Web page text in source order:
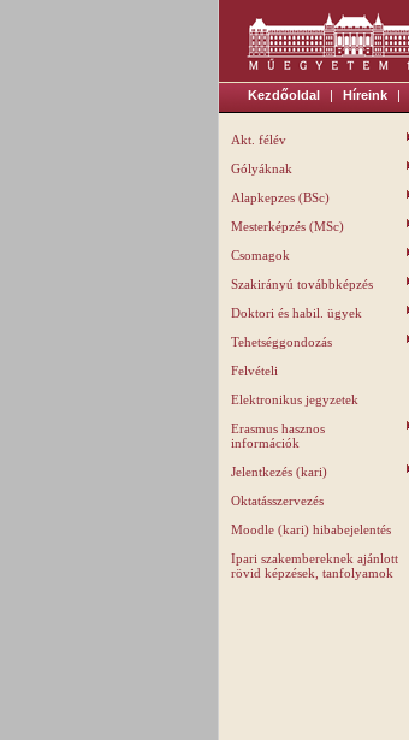
Kezdőoldal | Híreink |
Akt. félév
Gólyáknak
Alapkepzes (BSc)
Mesterképzés (MSc)
Csomagok
Szakirányú továbbképzés
Doktori és habil. ügyek
Tehetséggondozás
Felvételi
Elektronikus jegyzetek
Erasmus hasznos
információk
Jelentkezés (kari)
Oktatásszervezés
Moodle (kari) hibabejelentés
Ipari szakembereknek ajánlott
rövid képzések, tanfolyamok